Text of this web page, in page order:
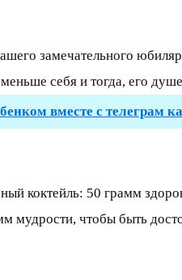
замечательного
себя и тогда, его
вместе с телеграм
коктейль: 50 грамм
мудрости, чтобы быть